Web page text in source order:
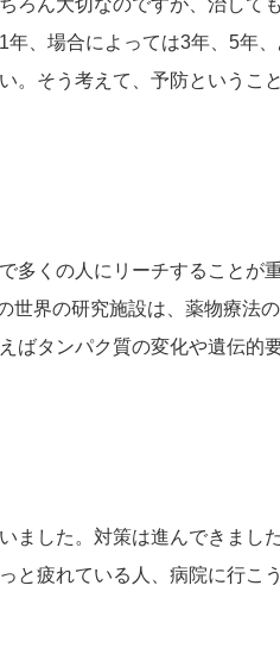
ろん大切なのですが、治して
、場合によっては3年、5年
。そう考えて、予防というこ
くの人にリーチすることが
界の研究施設は、薬物療法
ばタンパク質の変化や遺伝的
ました。対策は進んできまし
と疲れている人、病院に行こ